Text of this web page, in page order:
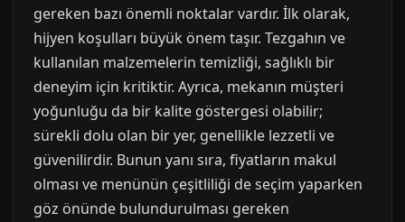
gereken bazı önemli noktalar vardır. İlk olarak,
hijyen koşulları büyük önem taşır. Tezgahın ve
kullanılan malzemelerin temizliği, sağlıklı bir
deneyim için kritiktir. Ayrıca, mekanın müşteri
yoğunluğu da bir kalite göstergesi olabilir;
sürekli dolu olan bir yer, genellikle lezzetli ve
güvenilirdir. Bunun yanı sıra, fiyatların makul
olması ve menünün çeşitliliği de seçim yaparken
göz önünde bulundurulması gereken